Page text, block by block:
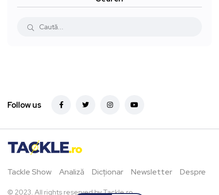
Follow us
Tackle Show Analiză Dicționar Newsletter Despre
© 2023. All rights reserved by Tackle.ro.